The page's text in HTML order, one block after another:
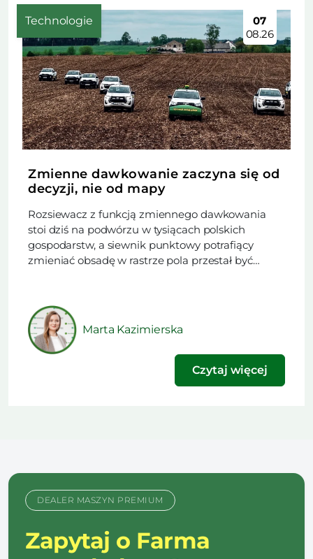
Technologie
07
08.26
Zmienne dawkowanie zaczyna się od
decyzji, nie od mapy
Rozsiewacz z funkcją zmiennego dawkowania
stoi dziś na podwórzu w tysiącach polskich
gospodarstw, a siewnik punktowy potrafiący
zmieniać obsadę w rastrze pola przestał być
technologia ma obniżyć koszt nawożenia, czy
podnieść plon. Ten artykuł powstał na podstawie
materiału opublikowanego w najnowszym
wydaniu naszego […]
Marta Kazimierska
Czytaj więcej
DEALER MASZYN PREMIUM
Zapytaj o Farma